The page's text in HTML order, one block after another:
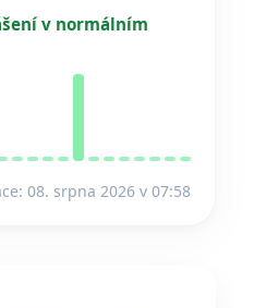
v normálním
08. srpna 2026 v 07:58